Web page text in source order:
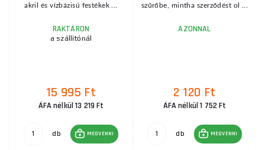
akril és vízbázisú festékek ...
RAKTÁRON
a szállítónál
15 995 Ft
ÁFA nélkül 13 219 Ft
db MEGVENNI
szűrőbe, mintha szerződést ol ...
AZONNAL
2 120 Ft
ÁFA nélkül 1 752 Ft
db MEGVENNI